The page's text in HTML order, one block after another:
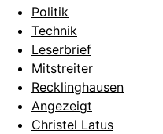
Politik
Technik
Leserbrief
Mitstreiter
Recklinghausen
Angezeigt
Christel Latus